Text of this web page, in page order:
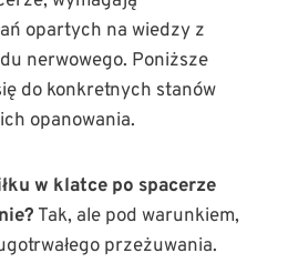
opartych na wiedzy z
nerwowego. Poniższe
do konkretnych stanów
opanowania.
w klatce po spacerze
Tak, ale pod warunkiem,
przeżuwania.